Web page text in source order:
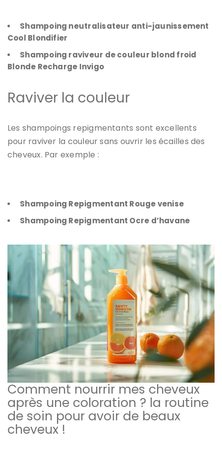
Shampoing neutralisateur anti-jaunissement
Cool Blondifier
Shampoing raviveur de couleur blond froid
Blonde Recharge Invigo
Raviver la couleur
Les shampoings repigmentants sont excellents
pour raviver la couleur sans ouvrir les écailles des
cheveux. Par exemple :
Shampoing Repigmentant Rouge venise
Shampoing Repigmentant Ocre d’havane
Comment nourrir mes cheveux
après une coloration ? la routine
de soin pour avoir de beaux
cheveux !